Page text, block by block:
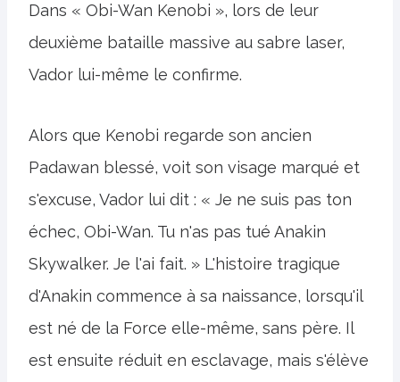
Dans « Obi-Wan Kenobi », lors de leur
deuxième bataille massive au sabre laser,
Vador lui-même le confirme.
Alors que Kenobi regarde son ancien
Padawan blessé, voit son visage marqué et
s'excuse, Vador lui dit : « Je ne suis pas ton
échec, Obi-Wan. Tu n'as pas tué Anakin
Skywalker. Je l'ai fait. » L'histoire tragique
d'Anakin commence à sa naissance, lorsqu'il
est né de la Force elle-même, sans père. Il
est ensuite réduit en esclavage, mais s'élève